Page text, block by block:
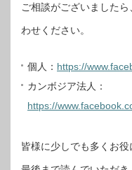
ご相談がございました
わせください。
個人： https://
カンボジア法人：
https://
皆様に少しでも多くお役